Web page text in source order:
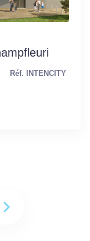
Réf. INTENCITY